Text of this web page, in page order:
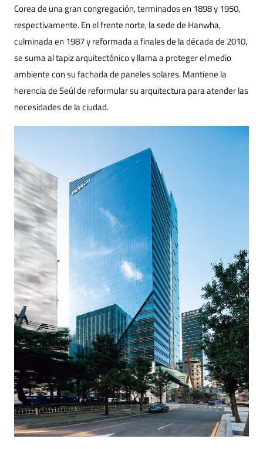
Corea de una gran congregación, terminados en 1898 y 1950,
respectivamente. En el frente norte, la sede de Hanwha,
culminada en 1987 y reformada a finales de la década de 2010,
se suma al tapiz arquitectónico y llama a proteger el medio
ambiente con su fachada de paneles solares. Mantiene la
herencia de Seúl de reformular su arquitectura para atender las
necesidades de la ciudad.